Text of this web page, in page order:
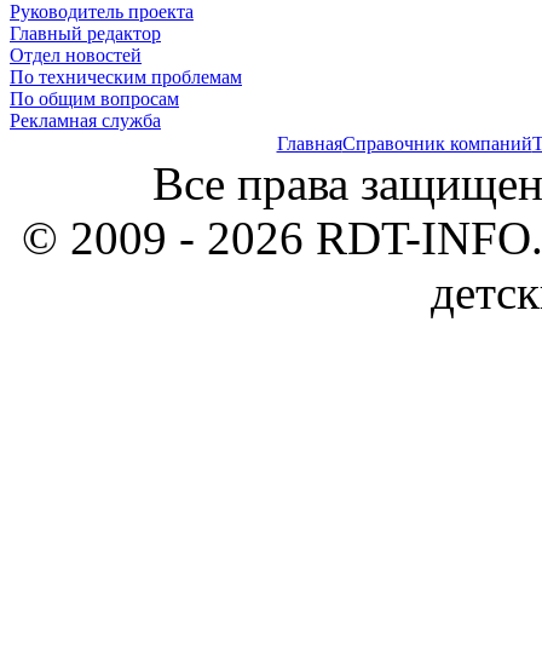
Руководитель проекта
Главный редактор
Отдел новостей
По техническим проблемам
По общим вопросам
Рекламная служба
ГлавнаяСправочник компаний
Все права
© 2009 - 2026 RDT-